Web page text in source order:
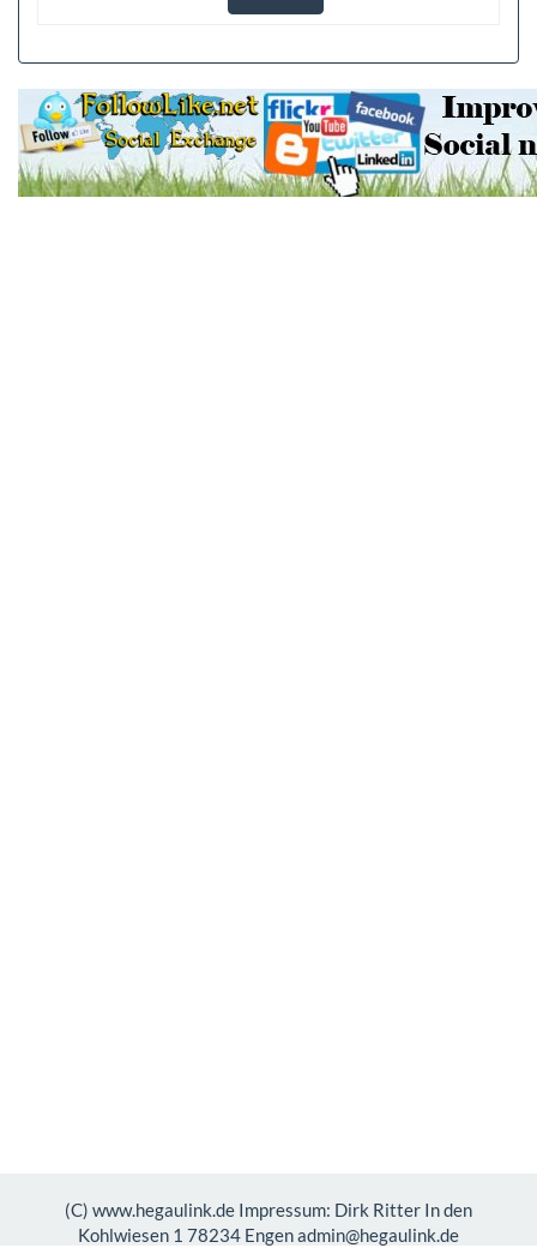
(C) www.hegaulink.de Impressum: Dirk Ritter In den
Kohlwiesen 1 78234 Engen admin@hegaulink.de